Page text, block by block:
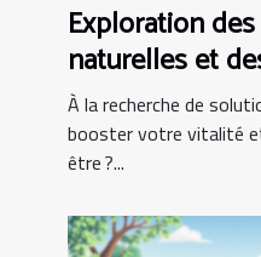
Exploration
naturelles et
capsules de
À la recherche de
booster votre vitalité
être ?...